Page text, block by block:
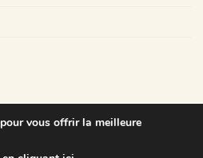
vous offrir la meilleure